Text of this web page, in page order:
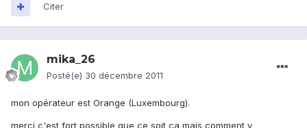
Citer
mika_26
Posté(e) 30 décembre 2011
mon opérateur est Orange (Luxembourg).
merci c'est fort possible que ce soit ça mais comment y